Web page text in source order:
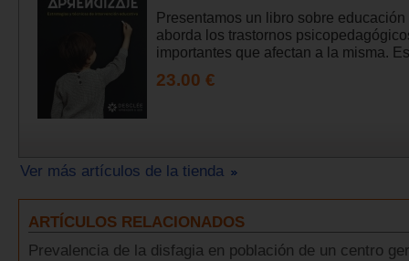
Presentamos un libro sobre educación
aborda los trastornos
importantes que afectan a la misma.
23.00 €
Ver más artículos de la tienda
ARTÍCULOS RELACIONADOS
Prevalencia de la disfagia en población de un centro